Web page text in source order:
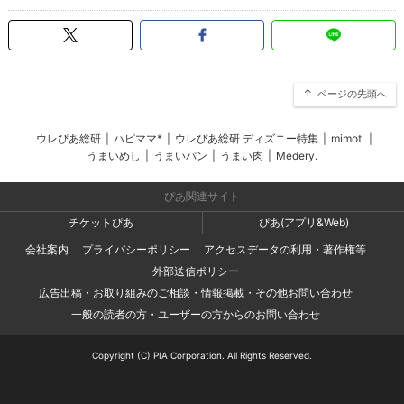
ページの先頭へ
ウレぴあ総研 ハピママ* ウレぴあ総研 ディズニー特集 mimot.
うまいめし
うまいパン うまい肉 Medery.
ぴあ関連サイト
チケットぴあ
ぴあ(アプリ&Web)
会社案内
プライバシーポリシー
アクセスデータの利用・著作権等
外部送信ポリシー
広告出稿・お取り組みのご相談・情報掲載・その他お問い合わせ
一般の読者の方・ユーザーの方からのお問い合わせ
Copyright (C) PIA Corporation. All Rights Reserved.